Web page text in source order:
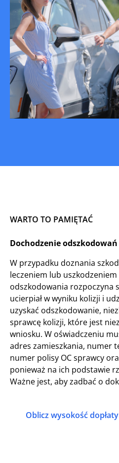
WARTO TO PAMIĘTAĆ
Dochodzenie
W przypadku doznania
leczeniem lub
odszkodowania rozpoczyna
ucierpiał w wyniku kolizji i
uzyskać odszkodowanie,
sprawcę kolizji, które jest
wniosku. W oświadczeniu
adres zamieszkania, numer
numer polisy OC sprawcy
ponieważ na ich podstawie
Ważne jest, aby zadbać o
Oblicz wysokość